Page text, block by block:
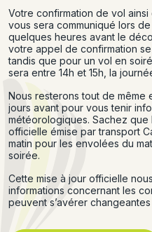
Votre confirmation de vol
vous sera communiqué lors
quelques heures avant le
votre appel de confirmation
tandis que pour un vol en
sera entre 14h et 15h, la
Nous resterons tout de
jours avant pour vous tenir
météorologiques. Sachez
officielle émise par transport
matin pour les envolées du
soirée.
Cette mise à jour officielle
informations concernant les
peuvent s’avérer